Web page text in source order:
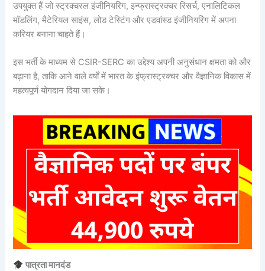
उपयुक्त हैं जो स्ट्रक्चरल इंजीनियरिंग, इन्फ्रास्ट्रक्चर रिसर्च, एनालिटिकल
मॉडलिंग, मैटेरियल साइंस, लोड टेस्टिंग और एडवांस्ड इंजीनियरिंग में अपना
करियर बनाना चाहते हैं।
इस भर्ती के माध्यम से CSIR-SERC का उद्देश्य अपनी अनुसंधान क्षमता को और
बढ़ाना है, ताकि आने वाले वर्षों में भारत के इंफ्रास्ट्रक्चर और वैज्ञानिक विकास में
महत्वपूर्ण योगदान दिया जा सके।
पात्रता मानदंड